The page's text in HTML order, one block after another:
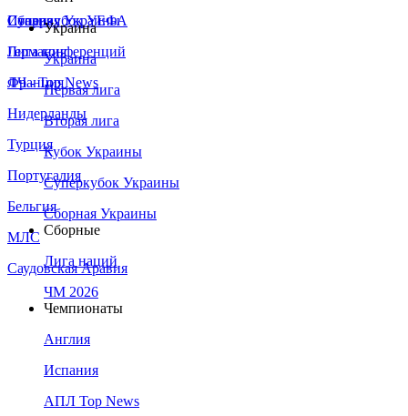
Сборная Украины
Италия
Германия
Франция
Нидерланды
Турция
Португалия
Бельгия
МЛС
Саудовская Аравия
Суперкубок УЕФА
Лига конференций
ЛЧ - Top News
Украина
Украина
Первая лига
Вторая лига
Кубок Украины
Суперкубок Украины
Сборная Украины
Сборные
Лига наций
ЧМ 2026
Чемпионаты
Англия
Испания
АПЛ Top News